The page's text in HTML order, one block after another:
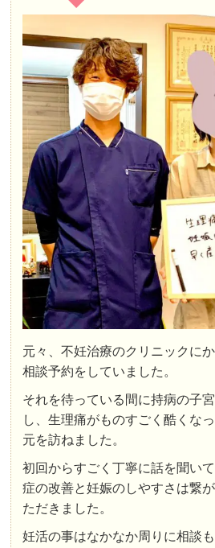
元々、不妊治療のクリニックに
相談予約をしていました。
それを待っている間に持病の子
し、生理痛がものすごく酷くな
元を訪ねました。
初回からすごく丁寧に話を聞い
症の改善と妊娠のしやすさは繋
ただきました。
妊活の事はなかなか周りに相談